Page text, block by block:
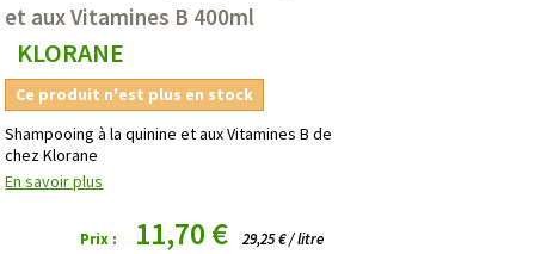
et aux Vitamines B 400ml
KLORANE
Ce produit n'est plus en stock
Shampooing à la quinine et aux Vitamines B de
chez Klorane
En savoir plus
Prix : 11,70 € 29,25 € / litre